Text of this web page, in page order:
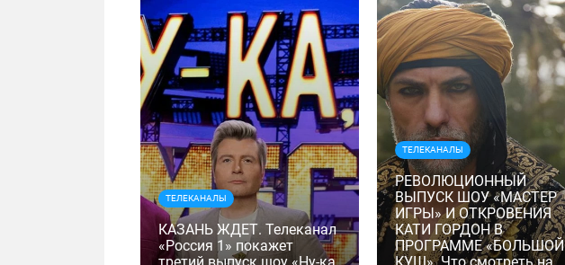
ТЕЛЕКАНАЛЫ
КАЗАНЬ ЖДЕТ. Телеканал
«Россия 1» покажет
третий выпуск шоу «Ну-ка,
ТЕЛЕКАНАЛЫ
РЕВОЛЮЦИОННЫЙ
ВЫПУСК ШОУ «МАСТЕР
ИГРЫ» И ОТКРОВЕНИЯ
КАТИ ГОРДОН В
ПРОГРАММЕ «БОЛЬШОЙ
КУШ». Что смотреть на